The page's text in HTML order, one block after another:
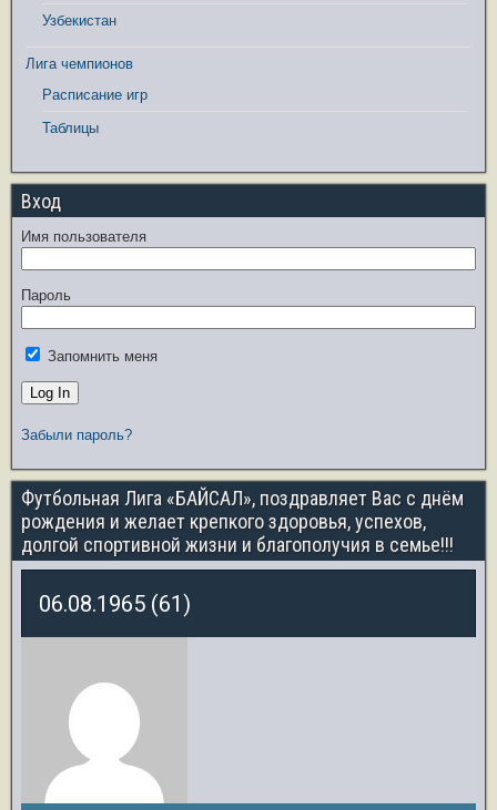
Узбекистан
Лига чемпионов
Расписание игр
Таблицы
Вход
Имя пользователя
Пароль
Запомнить меня
Забыли пароль?
Футбольная Лига «БАЙСАЛ», поздравляет Вас с днём
рождения и желает крепкого здоровья, успехов,
долгой спортивной жизни и благополучия в семье!!!
06.08.1965 (61)